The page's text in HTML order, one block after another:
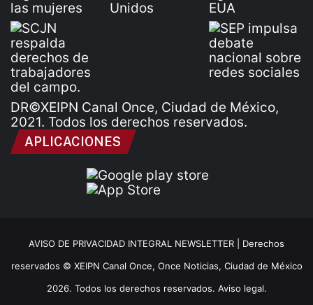
DR©XEIPN Canal Once, Ciudad de México,
2021. Todos los derechos reservados.
APLICACIONES
AVISO DE PRIVACIDAD INTEGRAL NEWSLETTER | Derechos
reservados © XEIPN Canal Once, Once Noticias, Ciudad de México
2026. Todos los derechos reservados. Aviso legal.